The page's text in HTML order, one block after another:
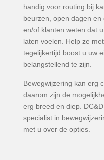
handig voor routing bij
beurzen, open dagen
en/of klanten weten dat
laten voelen. Help ze
tegelijkertijd boost u uw
belangstellend te zijn.
Bewegwijzering kan erg
daarom zijn de
erg breed en diep.
specialist in
met u over de opties.